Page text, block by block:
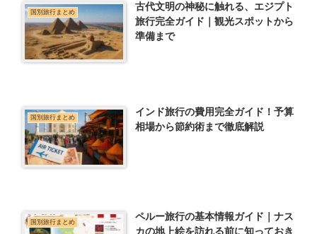
国別旅行まとめ
古代文明の神秘に触れる、エジプト
旅行完全ガイド｜観光スポットから
準備まで
国別旅行まとめ
インド旅行の費用完全ガイド！予算
相場から節約術まで徹底解説
国別旅行まとめ
ペルー旅行の基本情報ガイド｜ナス
カの地上絵を訪れる前に知っておき